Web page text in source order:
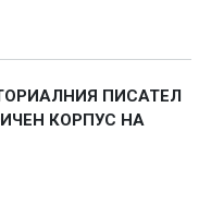
ПИСАТЕЛ
КОРПУС НА